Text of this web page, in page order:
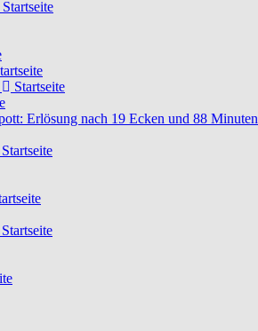
Startseite
Startseite
Erlösung nach 19 Ecken und 88 Minuten
Startseite
Startseite